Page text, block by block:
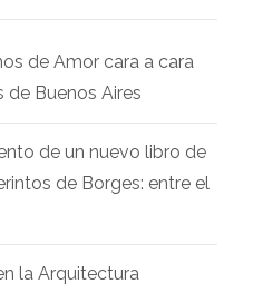
de Amor cara a cara
de Buenos Aires
de un nuevo libro de
de Borges: entre el
la Arquitectura